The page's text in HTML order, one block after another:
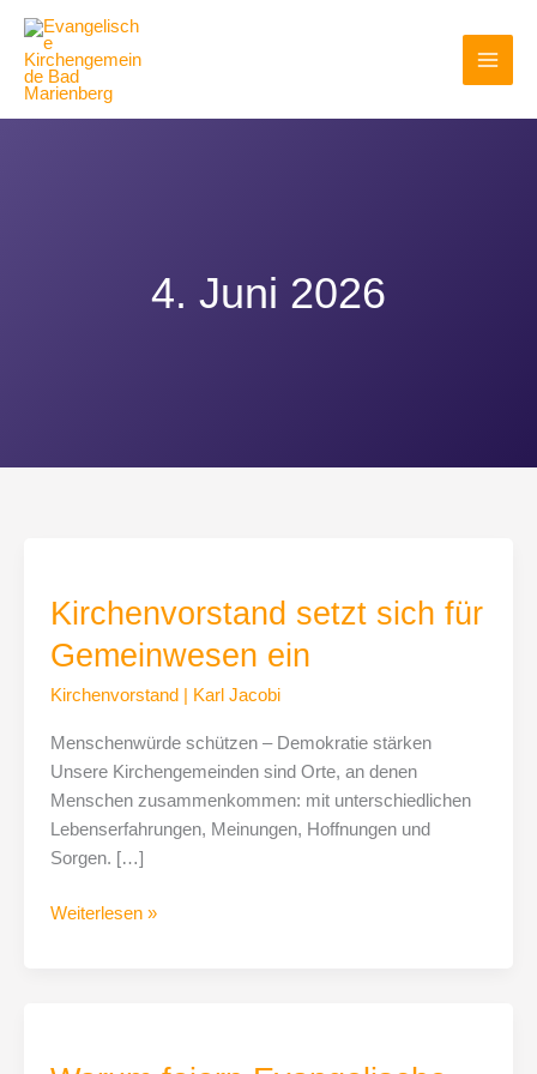
Inhalt
springen
4. Juni 2026
Kirchenvorstand setzt sich für
Gemeinwesen ein
Kirchenvorstand Karl Jacobi
Menschenwürde schützen – Demokratie stärken
Unsere Kirchengemeinden sind Orte, an denen
Menschen zusammenkommen: mit unterschiedlichen
Lebenserfahrungen, Meinungen, Hoffnungen und
Sorgen. […]
sich
Gemeinwesen
ein
Weiterlesen »